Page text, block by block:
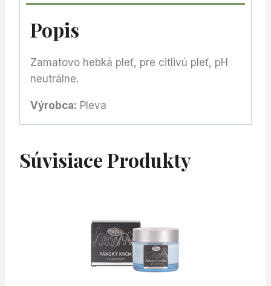
Popis
Zamatovo hebká pleť, pre citlivú pleť, pH
neutrálne.
Výrobca: Pleva
Súvisiace Produkty